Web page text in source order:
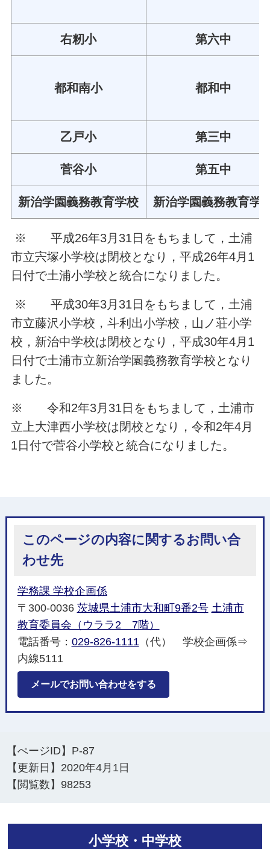
右籾小 第六中
都和南小 都和中
乙戸小 第三中
菅谷小 第五中
新治学園義務教育学校 新治学園義務教育学
※ 平成26年3月31日をもちまして，土浦
市立宍塚小学校は閉校となり，平成26年4月1
日付で土浦小学校と統合になりました。
※ 平成30年3月31日をもちまして，土浦
市立藤沢小学校，斗利出小学校，山ノ荘小学
校，新治中学校は閉校となり，平成30年4月1
日付で土浦市立新治学園義務教育学校となり
ました。
※ 令和2年3月31日をもちまして，土浦市
立上大津西小学校は閉校となり，令和2年4月
1日付で菅谷小学校と統合になりました。
このページの内容に関するお問い合
わせ先
学務課 学校企画係
〒300-0036 茨城県土浦市大和町9番2号 土浦市
教育委員会（ウララ2 7階）
電話番号： 029-826-1111 （代） 学校企画係⇒
内線5111
メールでお問い合わせをする
【ぺージID】 P-87
【更新日】 2020年4月1日
【閲覧数】 98253
小学校・中学校